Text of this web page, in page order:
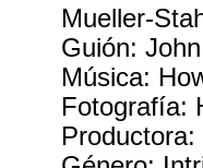
Mueller-
Guión:
Música:
Fotografía: